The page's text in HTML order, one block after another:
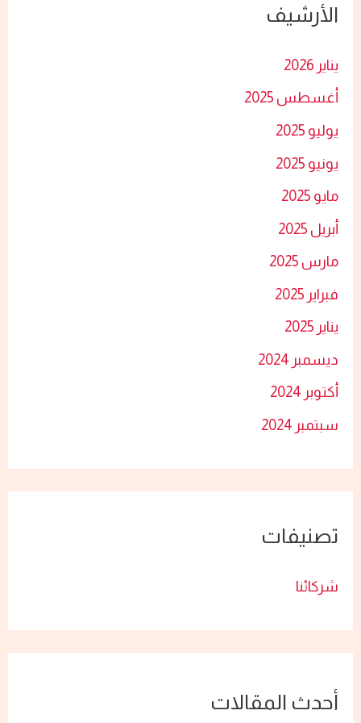
ث
ن
:
الأرشيف
يناير 2026
أغسطس 2025
يوليو 2025
يونيو 2025
مايو 2025
أبريل 2025
مارس 2025
فبراير 2025
يناير 2025
ديسمبر 2024
أكتوبر 2024
سبتمبر 2024
تصنيفات
شركائنا
أحدث المقالات